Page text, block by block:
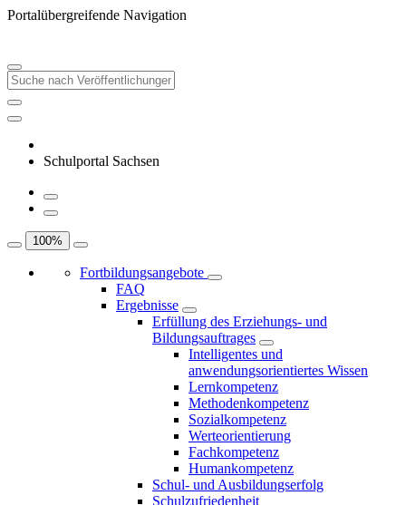
Portalübergreifende Navigation
Schulportal Sachsen
100%
Fortbildungsangebote
FAQ
Ergebnisse
Erfüllung des Erziehungs- und
Bildungsauftrages
Intelligentes und
anwendungsorientiertes Wissen
Lernkompetenz
Methodenkompetenz
Sozialkompetenz
Werteorientierung
Fachkompetenz
Humankompetenz
Schul- und Ausbildungserfolg
Schulzufriedenheit